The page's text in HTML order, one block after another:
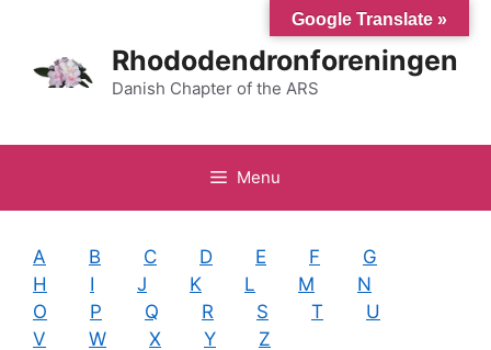
indhold
Rhododendronforeningen
Danish Chapter of the ARS
Menu
A B C D E F
G
H
I J K L M
N
O
P Q R S T
U
V
W X Y Z
Google Translate »